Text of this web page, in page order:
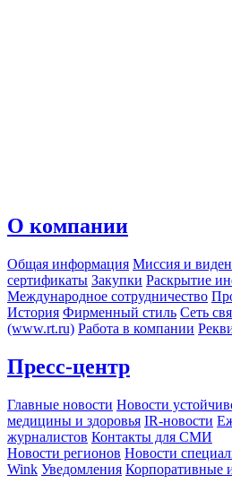
О компании
Общая информация Миссия и
сертификаты Закупки Раскрытие
Международное сотрудничество
История Фирменный стиль Сеть
(www.rt.ru) Работа в компании
Пресс-центр
Главные новости Новости
медицины и здоровья IR-новости
журналистов Контакты для СМИ
Новости регионов Новости
Wink Уведомления Корпоративные